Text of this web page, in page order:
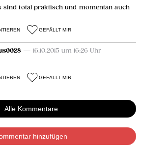
sind total praktisch und momentan auch
GEFÄLLT MIR
— 16.10.2015 um 16:26 Uhr
GEFÄLLT MIR
Alle Kommentare
hinzufügen